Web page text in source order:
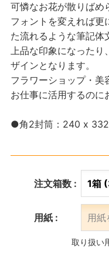
可憐なお花が散りばめ
フォントを変えれば更
た流れるような筆記体
上品な印象になったり
ザインとなります。
フラワーショップ・美
お仕事に活用するのに
●角2封筒：240 x
注文箱数 :
用紙 :
取り扱い